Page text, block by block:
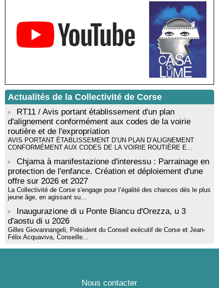
! EVENEMENT REPORTE ! Rencontre / dédicace avec
Gilles Antonioli autour de son ouvrage “Testa Mora - Les
Rivages du destin” - Afà / Prupià / Santa Lucia di Tallà
Residenza di scrittura di Angela Nicolai, Trà Corsica è
Sardegna - Mediateca di castagniccia Mare è monti - I Fulelli
Résidence d’écriture et de recherche de l’écrivaine Cécilia
Castelli - Institut Mémoires de l'Edition Contemporaine - Caen /
Médiathèque de Castagniccia Mare et Monti - I Fulelli
Rencontre / dédicace avec Lucrèce Luciani autour de son
livre « La ballade du pendu du Niolu» - Mediateca territuriale di
Santa Lucia di Tallà
Actualités de la Collectivité de Corse
RT11 / Avis portant établissement d'un plan
d'alignement conformément aux codes de la voirie
routière et de l'expropriation
AVIS PORTANT ÉTABLISSEMENT D’UN PLAN D’ALIGNEMENT
CONFORMÉMENT AUX CODES DE LA VOIRIE ROUTIÈRE E...
Chjama à manifestazione d'interessu : Parrainage en
protection de l'enfance. Création et déploiement d'une
offre sur 2026 et 2027
La Collectivité de Corse s'engage pour l’égalité des chances dès le plus
jeune âge, en agissant su...
Inaugurazione di u Ponte Biancu d'Orezza, u 3
d'aostu di u 2026
Gilles Giovannangeli, Président du Conseil exécutif de Corse et Jean-
Félix Acquaviva, Conseille...
Nous contacter